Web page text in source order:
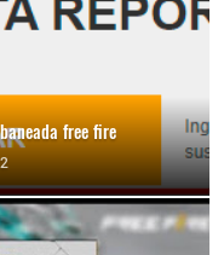
free fire